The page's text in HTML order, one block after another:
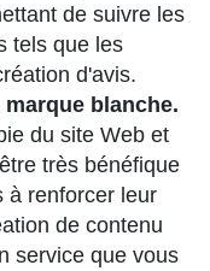
de suivre les
tels que les
d'avis.
blanche.
du site Web et
très bénéfique
à renforcer leur
de contenu
service que vous